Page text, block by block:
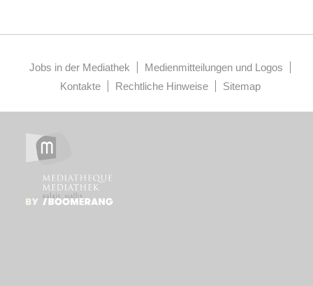
Jobs in der Mediathek
Medienmitteilungen und Logos
Kontakte
Rechtliche Hinweise Sitemap